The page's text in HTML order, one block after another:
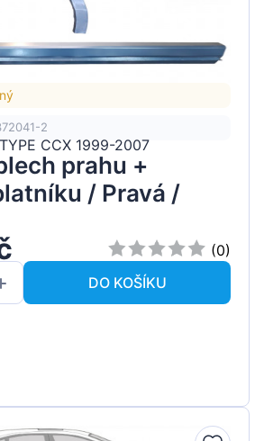
2
CCX 1999-2007
prahu +
/ Pravá /
(0)
DO KOŠÍKU